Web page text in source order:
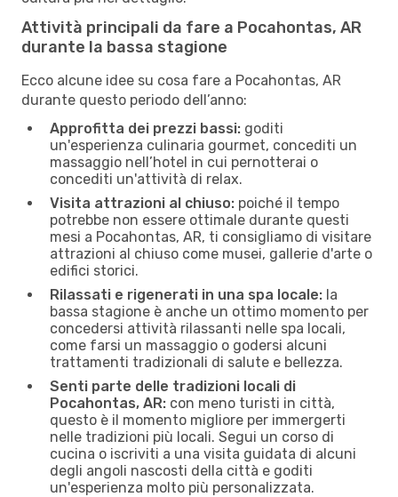
Attività principali da fare a Pocahontas, AR
durante la bassa stagione
Ecco alcune idee su cosa fare a Pocahontas, AR
durante questo periodo dell’anno:
Approfitta dei prezzi bassi: goditi
un'esperienza culinaria gourmet, concediti un
massaggio nell’hotel in cui pernotterai o
concediti un'attività di relax.
Visita attrazioni al chiuso: poiché il tempo
potrebbe non essere ottimale durante questi
mesi a Pocahontas, AR, ti consigliamo di visitare
attrazioni al chiuso come musei, gallerie d'arte o
edifici storici.
Rilassati e rigenerati in una spa locale: la
bassa stagione è anche un ottimo momento per
concedersi attività rilassanti nelle spa locali,
come farsi un massaggio o godersi alcuni
trattamenti tradizionali di salute e bellezza.
Senti parte delle tradizioni locali di
Pocahontas, AR: con meno turisti in città,
questo è il momento migliore per immergerti
nelle tradizioni più locali. Segui un corso di
cucina o iscriviti a una visita guidata di alcuni
degli angoli nascosti della città e goditi
un'esperienza molto più personalizzata.